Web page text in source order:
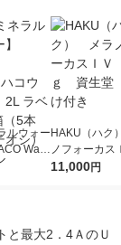
ルウォー
Wate
ータ
HAKU（ハ
ノフォーカ
5ｇ 資生堂
11,000円
と最大2．4ＡのＵ